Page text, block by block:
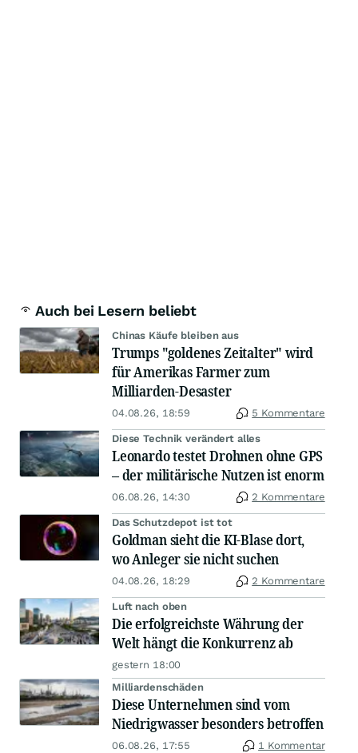
Auch bei Lesern beliebt
Chinas Käufe bleiben aus
Trumps "goldenes Zeitalter" wird
für Amerikas Farmer zum
Milliarden-Desaster
04.08.26, 18:59 5 Kommentare
Diese Technik verändert alles
Leonardo testet Drohnen ohne GPS
– der militärische Nutzen ist enorm
06.08.26, 14:30 2 Kommentare
Das Schutzdepot ist tot
Goldman sieht die KI-Blase dort,
wo Anleger sie nicht suchen
04.08.26, 18:29 2 Kommentare
Luft nach oben
Die erfolgreichste Währung der
Welt hängt die Konkurrenz ab
gestern 18:00
Milliardenschäden
Diese Unternehmen sind vom
Niedrigwasser besonders betroffen
06.08.26, 17:55 1 Kommentar